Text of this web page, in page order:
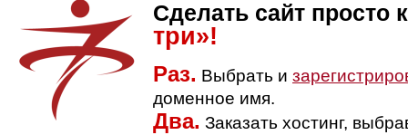
Сделать сайт просто
три»!
Раз. Выбрать и
доменное имя.
Два. Заказать хостинг,